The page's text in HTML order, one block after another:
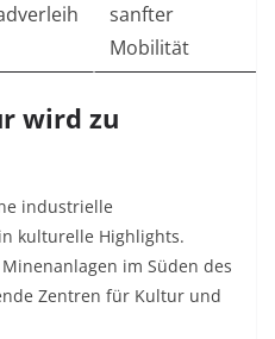
sanfter
Mobilität
wird zu
industrielle
kulturelle Highlights.
im Süden des
Zentren für Kultur und